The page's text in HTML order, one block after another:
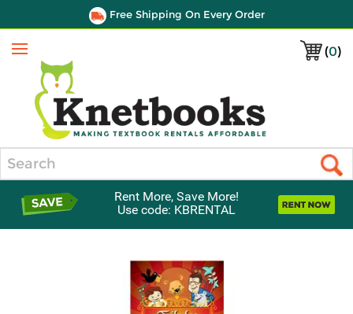
Free Shipping On Every Order
(0)
Menu
Rent More, Save More!
Use code: KBRENTAL